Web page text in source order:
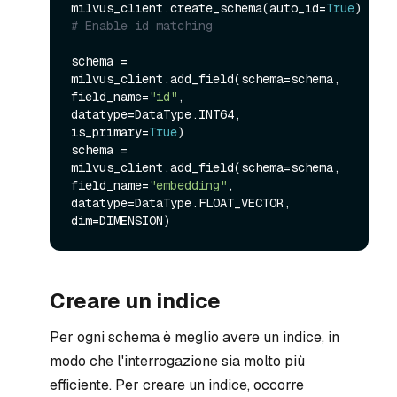
milvus_client.create_schema(auto_id=True
# Enable id matching
schema =
milvus_client.add_field(schema=schema,
field_name="id" ,
datatype=DataType.INT64,
is_primary=True)
schema =
milvus_client.add_field(schema=schema,
field_name="embedding" ,
datatype=DataType.FLOAT_VECTOR,
Creare un indice
Per ogni schema è meglio avere un indice, in
modo che l'interrogazione sia molto più
efficiente. Per creare un indice, occorre